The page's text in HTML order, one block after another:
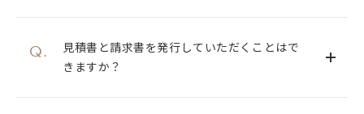
見積書と請求書を発行していただくことはで
きますか？